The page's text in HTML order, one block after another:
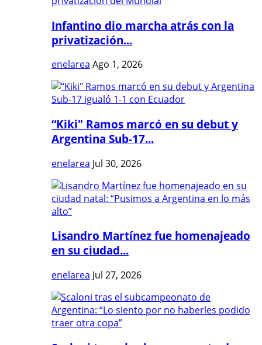
Infantino dio marcha atrás con la
privatización...
enelarea Ago 1, 2026
“Kiki" Ramos marcó en su debut y
Argentina Sub-17...
enelarea Jul 30, 2026
Lisandro Martínez fue homenajeado
en su ciudad...
enelarea Jul 27, 2026